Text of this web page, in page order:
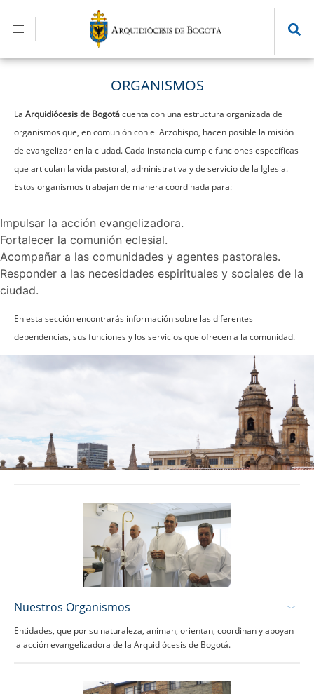
contenido
principal
ORGANISMOS
La Arquidiócesis de Bogotácuenta con una estructura organizada de
organismos que, en comunión con el Arzobispo, hacen posible la misión
de evangelizar en la ciudad. Cada instancia cumple funciones específicas
que articulan la vida pastoral, administrativa y de servicio de la Iglesia.
Estos organismos trabajan de manera coordinada para:
Impulsar la acción evangelizadora.
Fortalecer la comunión eclesial.
Acompañar a las comunidades y agentes pastorales.
Responder a las necesidades espirituales y sociales de la
ciudad.
En esta sección encontrarás información sobre las diferentes
dependencias, sus funciones y los servicios que ofrecen a la comunidad.
Nuestros Organismos
Entidades, que por su naturaleza, animan, orientan, coordinan y apoyan
la acción evangelizadora de la Arquidiócesis de Bogotá.